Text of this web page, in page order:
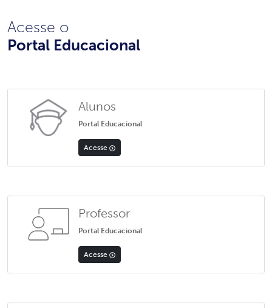
Acesse o
Portal Educacional
Alunos
Portal Educacional
Acesse
Professor
Portal Educacional
Acesse